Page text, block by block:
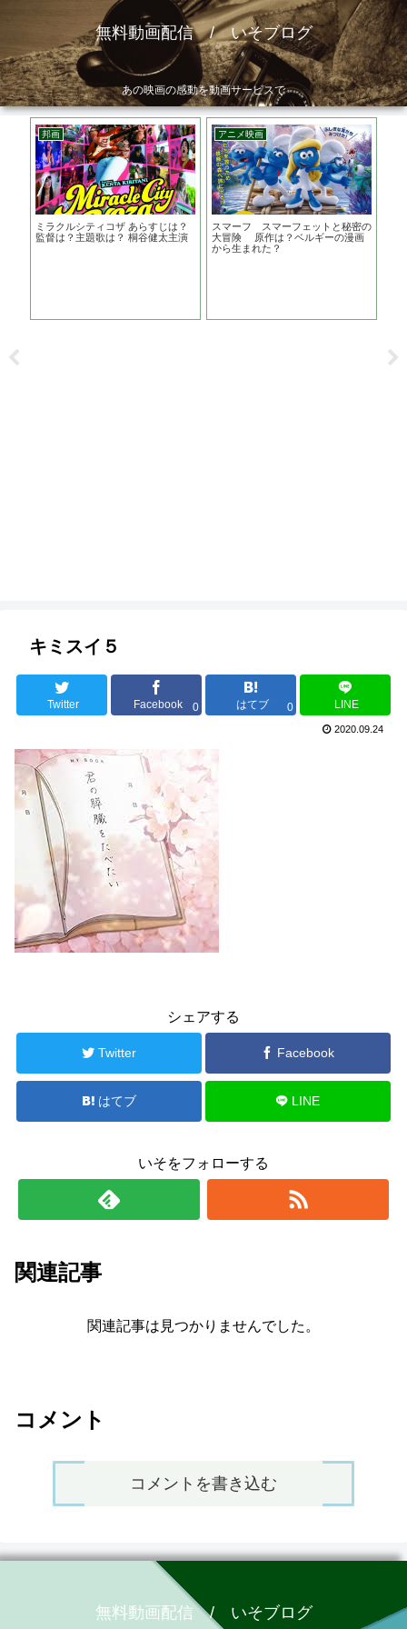
無料動画配信 / いそブログ
あの映画の感動を動画サービスで
邦画
ミラクルシティコザ あらすじは？
監督は？主題歌は？ 桐谷健太主演
アニメ映画
スマーフ スマーフェットと秘密の
大冒険 原作は？ベルギーの漫画
から生まれた？
キミスイ５
Twitter Facebook 0 はてブ 0 LINE
2020.09.24
シェアする
Twitter Facebook
はてブ LINE
いそをフォローする
関連記事
関連記事は見つかりませんでした。
コメント
コメントを書き込む
無料動画配信 / いそブログ